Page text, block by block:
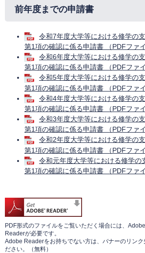
前年度までの申請書
令和7年度大学等における修学の
第1項の確認に係る申請書 （PDFファ
令和6年度大学等における修学の
第1項の確認に係る申請書 （PDFファ
令和5年度大学等における修学の
第1項の確認に係る申請書 （PDFファ
令和4年度大学等における修学の
第1項の確認に係る申請書 （PDFファ
令和3年度大学等における修学の
第1項の確認に係る申請書 （PDFファ
令和2年度大学等における修学の
第1項の確認に係る申請書 （PDFファ
令和元年度大学等における修学の
第1項の確認に係る申請書 （PDFファ
PDF形式のファイルをご覧いただく場合には、
Readerが必要です。
Adobe Readerをお持ちでない方は、バナーのリンク
ださい。（無料）